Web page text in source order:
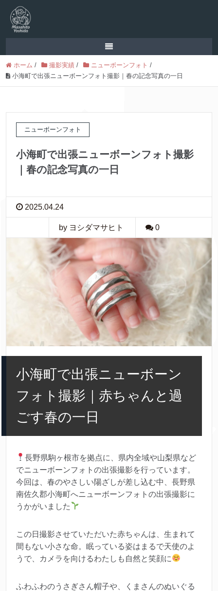
ホーム / 撮影実績 / ニューボーンフォト /
小海町で出張ニューボーンフォト撮影｜春の記念写真の一日
ニューボーンフォト
小海町で出張ニューボーンフォト撮影
｜春の記念写真の一日
2025.04.24
by ヨシダマサヒト 0
小海町で出張ニューボーン
フォト撮影｜赤ちゃんと過
ごす春の一日
長野県駒ヶ根市を拠点に、県内全域や山梨県など
でニューボーンフォトの出張撮影を行っています。
今回は、春のやさしい陽ざしが差し込む中、長野県
南佐久郡小海町へニューボーンフォトの出張撮影に
うかがいました
この日撮影させていただいた赤ちゃんは、生まれて
間もない小さな命。眠っている姿はまるで天使のよ
うで、カメラを向けるわたしも自然と笑顔に
ふわふわのうさぎさん帽子や、くまさんのぬいぐる